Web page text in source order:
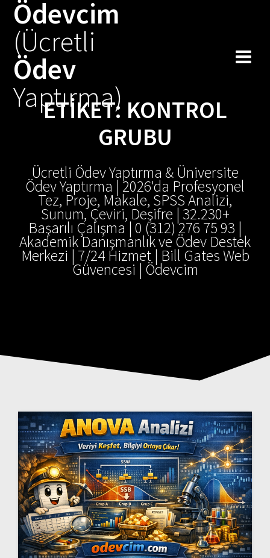
Ödevcim
(Ücretli
Ödev
Yaptırma)
ETIKET: KONTROL
GRUBU
Ücretli Ödev Yaptırma & Üniversite
Ödev Yaptırma | 2026'da Profesyonel
Tez, Proje, Makale, SPSS Analizi,
Sunum, Çeviri, Deşifre | 32.230+
Başarılı Çalışma | 0 (312) 276 75 93 |
Akademik Danışmanlık ve Ödev Destek
Merkezi | 7/24 Hizmet | Bill Gates Web
Güvencesi | Ödevcim